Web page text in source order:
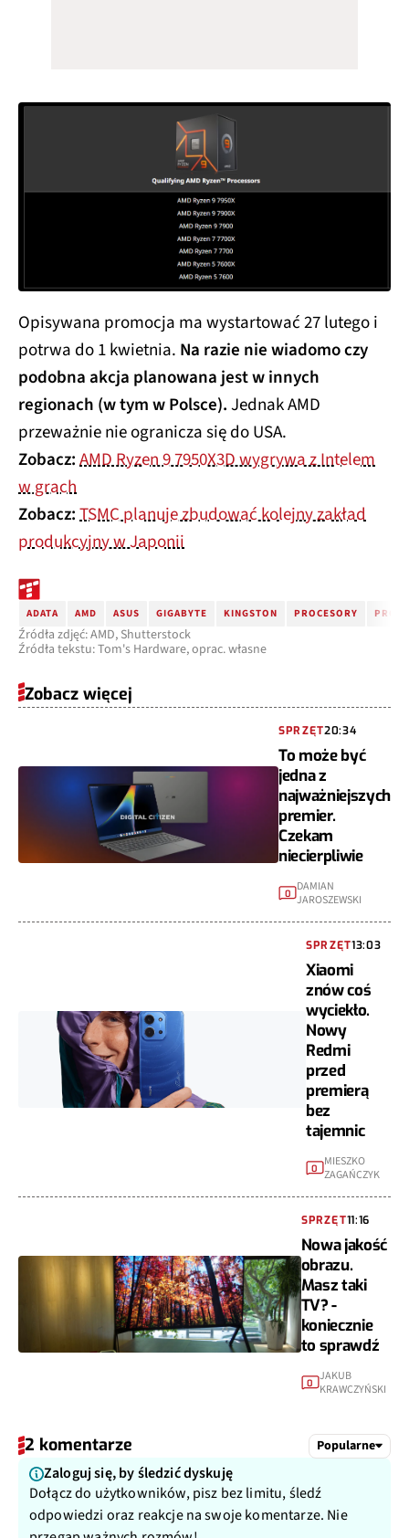
Opisywana promocja ma wystartować 27 lutego i
potrwa do 1 kwietnia. Na razie nie wiadomo czy
podobna akcja planowana jest w innych
regionach (w tym w Polsce).Jednak AMD
przeważnie nie ogranicza się do USA.
Zobacz:AMD Ryzen 9 7950X3D wygrywa z Intelem
w grach
Zobacz:TSMC planuje zbudować kolejny zakład
produkcyjny w Japonii
ADATA AMD ASUS GIGABYTE KINGSTON PROCESORY
Źródła zdjęć: AMD, Shutterstock
Źródła tekstu: Tom's Hardware, oprac. własne
Zobacz więcej
SPRZĘT20:34
To może być
jedna z
najważniejszych
premier.
Czekam
niecierpliwie
0
DAMIAN
JAROSZEWSKI
SPRZĘT13:03
Xiaomi
znów coś
wyciekło.
Nowy
Redmi
przed
premierą
bez
tajemnic
0
MIESZKO
ZAGAŃCZYK
SPRZĘT11:16
Nowa jakość
obrazu.
Masz taki
TV? -
koniecznie
to sprawdź
0 JAKUB
KRAWCZYŃSKI
2 komentarze Popularne
Zaloguj się, by śledzić dyskuję
Dołącz do użytkowników, pisz bez limitu, śledź
odpowiedzi oraz reakcje na swoje komentarze. Nie